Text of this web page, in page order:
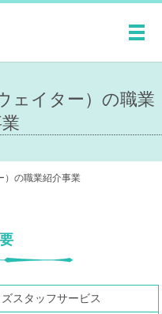
メ
ェイター）の職業
）の職業紹介事業
スタッフサービス